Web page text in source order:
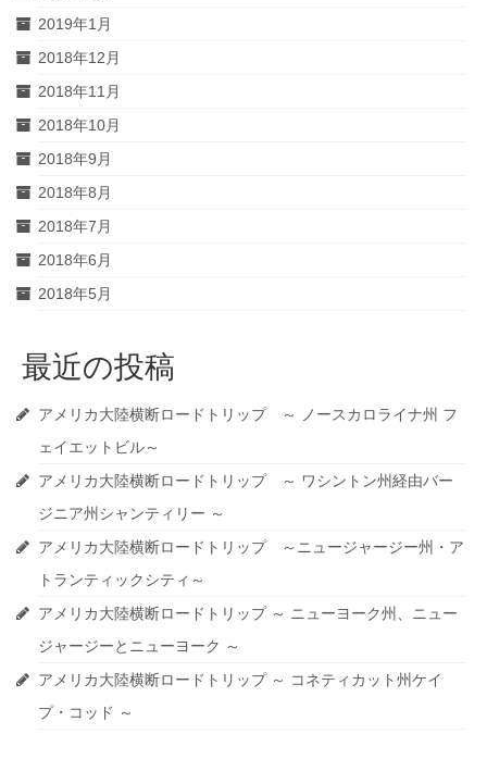
2019年1月
2018年12月
2018年11月
2018年10月
2018年9月
2018年8月
2018年7月
2018年6月
2018年5月
最近の投稿
アメリカ大陸横断ロードトリップ ～ ノースカロライナ州 フ
ェイエットビル～
アメリカ大陸横断ロードトリップ ～ ワシントン州経由バー
ジニア州シャンティリー ～
アメリカ大陸横断ロードトリップ ～ニュージャージー州・ア
トランティックシティ～
アメリカ大陸横断ロードトリップ ～ ニューヨーク州、ニュー
ジャージーとニューヨーク ～
アメリカ大陸横断ロードトリップ ～ コネティカット州ケイ
プ・コッド ～